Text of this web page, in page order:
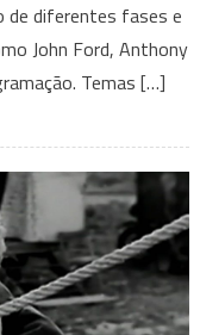
de diferentes fases e
John Ford, Anthony
Temas […]